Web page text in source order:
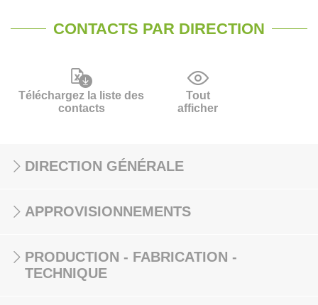
CONTACTS PAR DIRECTION
Téléchargez la liste des
contacts
Tout
afficher
DIRECTION GÉNÉRALE
APPROVISIONNEMENTS
PRODUCTION - FABRICATION -
TECHNIQUE